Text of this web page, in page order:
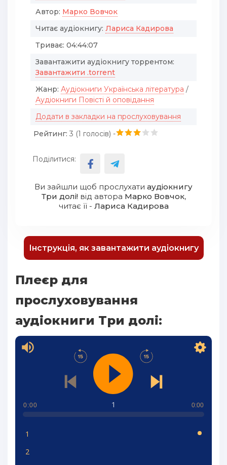
Автор: Марко Вовчок
Читає аудіокнигу: Лариса Кадирова
Триває: 04:44:07
Завантажити аудіокнигу торрентом:
Завантажити .torrent
Жанр: Аудіокниги Українська література /
Аудіокниги Повісті й оповідання
Додати в закладки на прослуховування
Рейтинг: 3 (1 голосів) -
Поділитися:
Ви зайшли щоб прослухати аудіокнигу
Три долі!від автора Марко Вовчок,
читає її - Лариса Кадирова
Інструкція, як завантажити аудіокнигу
Плеєр для
прослуховування
аудіокниги Три долі:
1
0:00 0:00
1
2